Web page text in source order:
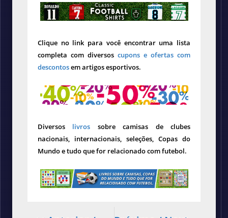
Clique no link para você encontrar uma lista
completa com diversos cupons e ofertas com
descontosem artigos esportivos.
Diversos livros sobre camisas de clubes
nacionais, internacionais, seleções, Copas do
Mundo e tudo que for relacionado com futebol.